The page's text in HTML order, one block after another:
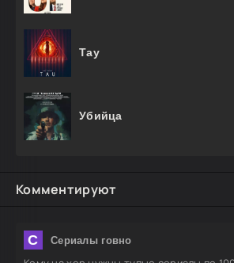
Тау
Убийца
Комментируют
С Сериалы говно